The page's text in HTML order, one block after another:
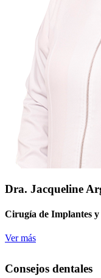
Dra. Jacqueline
Cirugía de Implantes
Ver más
Consejos dentales